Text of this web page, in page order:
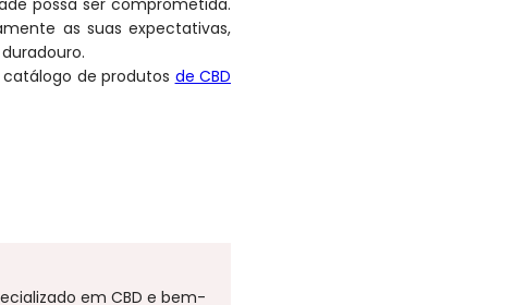
possa ser comprometida.
as suas expectativas,
de produtos de CBD
em CBD e bem-